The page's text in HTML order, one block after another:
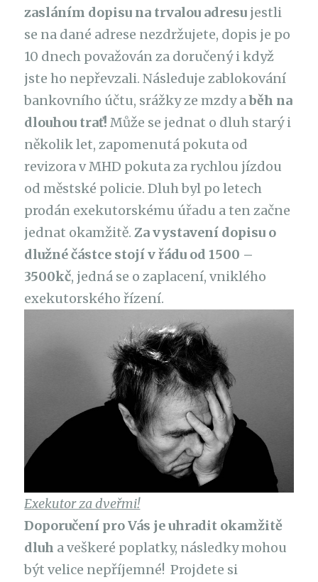
zasláním dopisu na trvalou adresu jestli
se na dané adrese nezdržujete, dopis je po
10 dnech považován za doručený i když
jste ho nepřevzali. Následuje zablokování
bankovního účtu, srážky ze mzdy aběh na
dlouhou trať!Může se jednat o dluh starý i
několik let, zapomenutá pokuta od
revizora v MHD pokuta za rychlou jízdou
od městské policie. Dluh byl po letech
prodán exekutorskému úřadu a ten začne
jednat okamžitě.Za vystavení dopisu o
dlužné částce stojí v řádu od 1500 –
3500kč, jedná se o zaplacení, vniklého
exekutorského řízení.
Exekutor za dveřmi!
Doporučení pro Vás je uhradit okamžitě
dluh a veškeré poplatky, následky mohou
být velice nepříjemné! Projdete si